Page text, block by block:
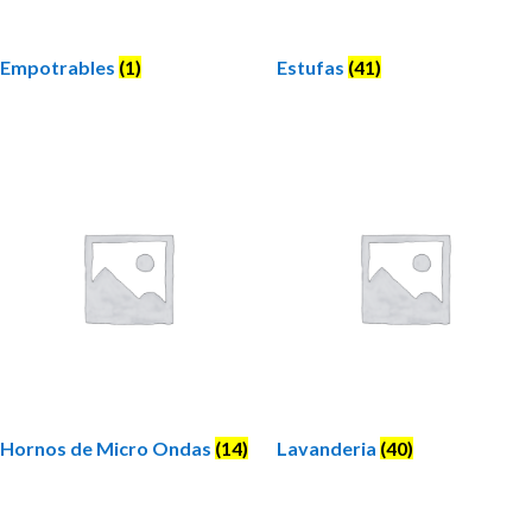
Empotrables (1) Estufas (41)
Hornos de Micro Ondas (14) Lavanderia (40)